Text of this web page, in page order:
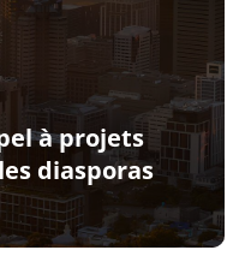
à projets
diasporas